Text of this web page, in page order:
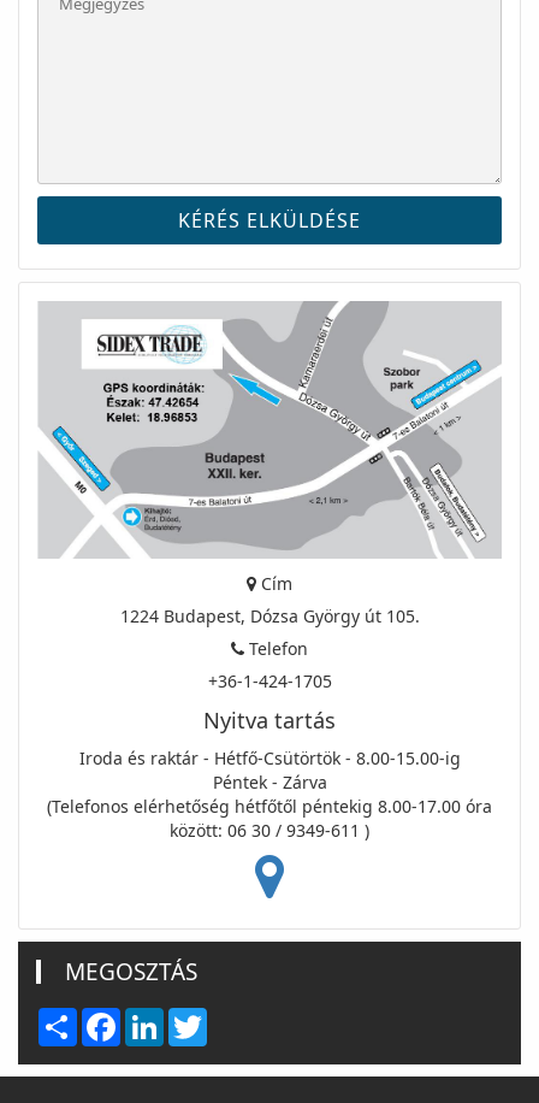
Cím
1224 Budapest, Dózsa György út 105.
Telefon
+36-1-424-1705
Nyitva tartás
Iroda és raktár - Hétfő-Csütörtök - 8.00-15.00-ig
Péntek - Zárva
(Telefonos elérhetőség hétfőtől péntekig 8.00-17.00 óra
között: 06 30 / 9349-611 )
MEGOSZTÁS
Share FacebookLinkedIn